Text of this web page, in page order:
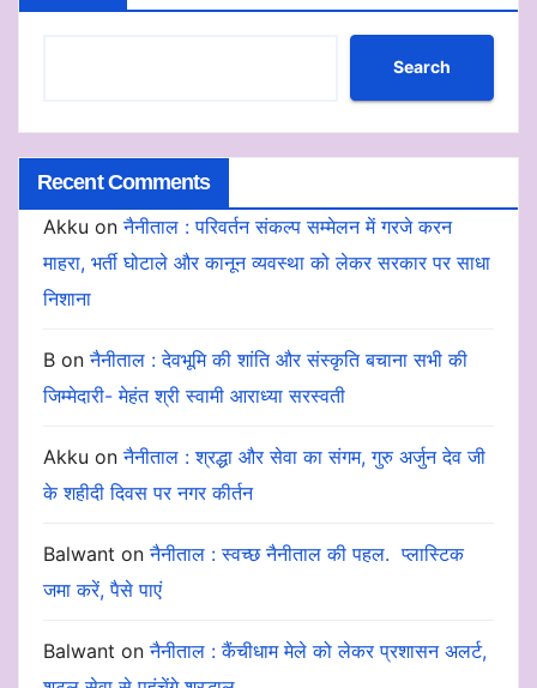
Search
Recent Comments
Akku onनैनीताल : परिवर्तन संकल्प सम्मेलन में गरजे करन
माहरा, भर्ती घोटाले और कानून व्यवस्था को लेकर सरकार पर साधा
निशाना
B onनैनीताल : देवभूमि की शांति और संस्कृति बचाना सभी की
जिम्मेदारी- मेहंत श्री स्वामी आराध्या सरस्वती
Akku onनैनीताल : श्रद्धा और सेवा का संगम, गुरु अर्जुन देव जी
के शहीदी दिवस पर नगर कीर्तन
Balwant onनैनीताल : स्वच्छ नैनीताल की पहल. प्लास्टिक
जमा करें, पैसे पाएं
Balwant onनैनीताल : कैंचीधाम मेले को लेकर प्रशासन अलर्ट,